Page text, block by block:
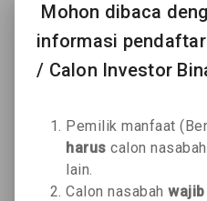
Tempat Lahir
Mohon dibaca
informasi
/ Calon Investor
Pemilik manfaat
harus calon
lain.
Calon nasabah wajib